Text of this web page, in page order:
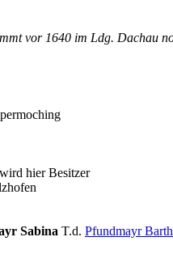
vor 1640 im Ldg. Dachau
hier Besitzer
Sabina T.d. Pfundmayr